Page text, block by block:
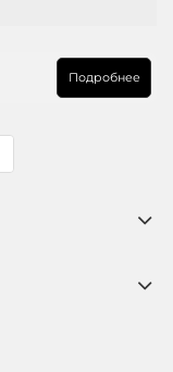
Подробнее